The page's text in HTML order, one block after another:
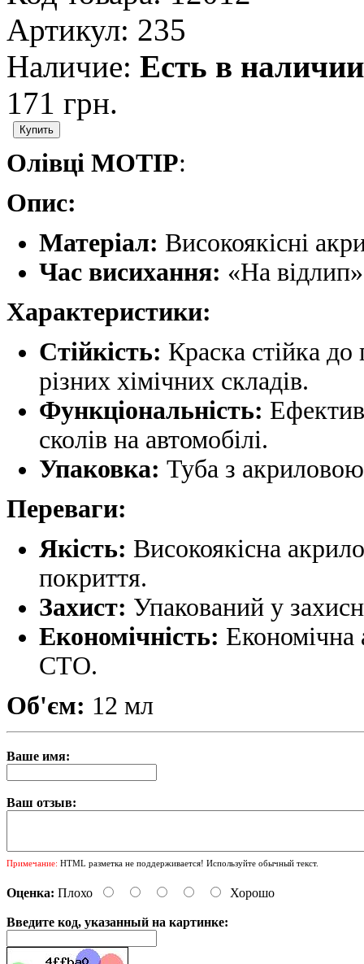
Артикул: 235
Наличие: Есть в наличии
171 грн.
Олівці MOTIP:
Опис:
Матеріал: Високоякісні
Час висихання: «На
Характеристики:
Стійкість: Краска стійка
різних хімічних складів.
Функціональність:
сколів на автомобілі.
Упаковка: Туба з
Переваги:
Якість: Високоякісна
покриття.
Захист: Упакований у
Економічність: Економічна
СТО.
Об'єм: 12 мл
Ваше имя:
Ваш отзыв:
Примечание: HTML разметка не поддерживается! Используйте обычный текст.
Оценка: Плохо Хорошо
Введите код, указанный на картинке: